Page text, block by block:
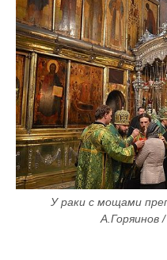
У раки с мощами
А.Горяинов